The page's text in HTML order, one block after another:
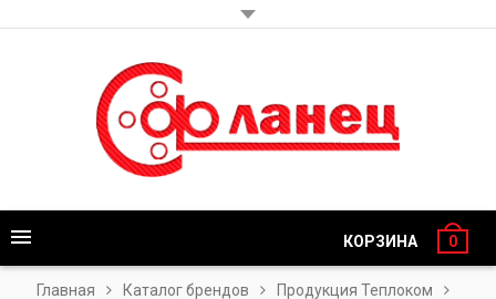
КОРЗИНА 0
Главная Каталог брендов Продукция Теплоком